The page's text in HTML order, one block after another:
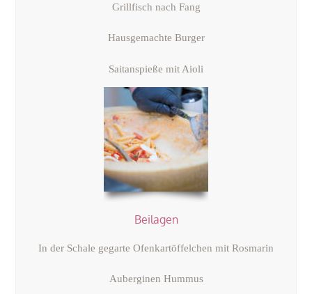
Grillfisch nach Fang
Hausgemachte Burger
Saitanspieße mit Aioli
Beilagen
In der Schale gegarte Ofenkartöffelchen mit Rosmarin
Auberginen Hummus